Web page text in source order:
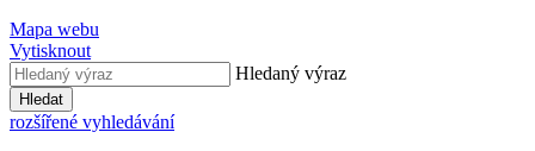
Mapa webu
Vytisknout
Hledaný výraz
Hledat
rozšířené vyhledávání